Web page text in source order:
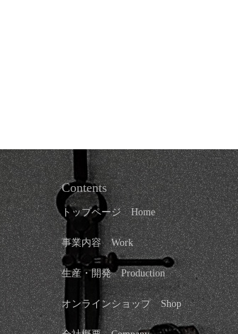
Contents
トップページHome
事業内容 Work
生産・開発 Production
オンラインショップShop